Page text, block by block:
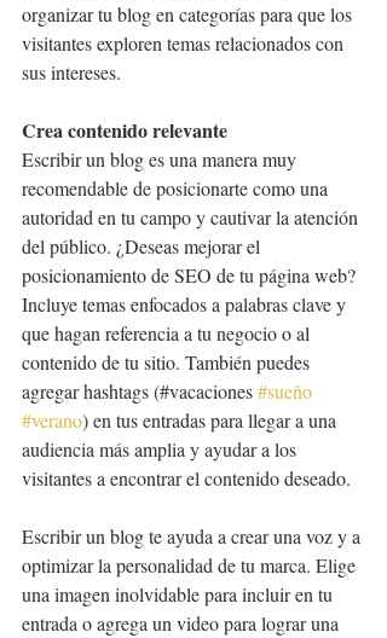
organizar tu blog en categorías para que los
visitantes exploren temas relacionados con
sus intereses.
Crea contenido relevante
Escribir un blog es una manera muy
recomendable de posicionarte como una
autoridad en tu campo y cautivar la atención
del público. ¿Deseas mejorar el
posicionamiento de SEO de tu página web?
Incluye temas enfocados a palabras clave y
que hagan referencia a tu negocio o al
contenido de tu sitio. También puedes
agregar hashtags (#vacaciones #sueño
#verano) en tus entradas para llegar a una
audiencia más amplia y ayudar a los
visitantes a encontrar el contenido deseado.
Escribir un blog te ayuda a crear una voz y a
optimizar la personalidad de tu marca. Elige
una imagen inolvidable para incluir en tu
entrada o agrega un video para lograr una